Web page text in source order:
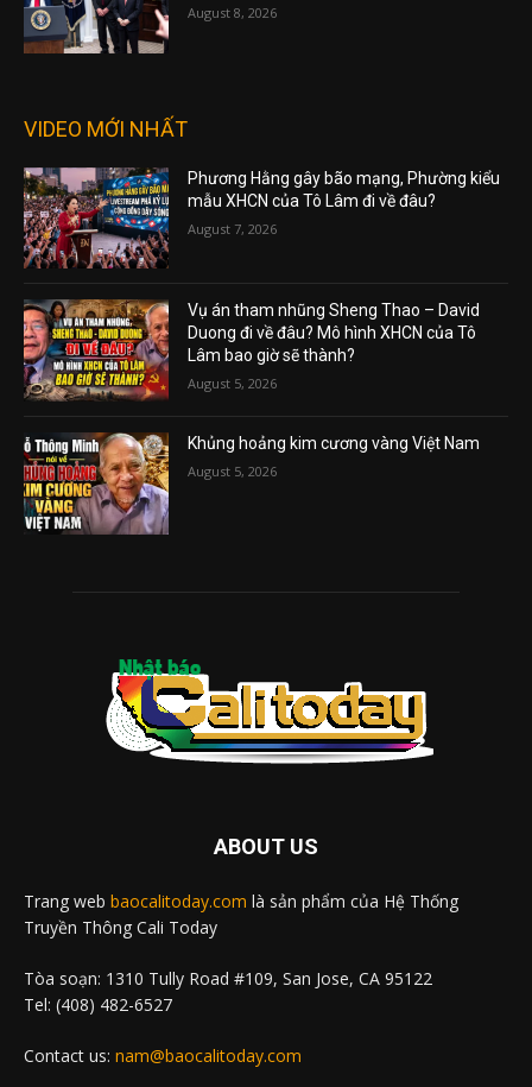
August 8, 2026
VIDEO MỚI NHẤT
Phương Hằng gây bão mạng, Phường kiểu
mẫu XHCN của Tô Lâm đi về đâu?
August 7, 2026
Vụ án tham nhũng Sheng Thao – David
Duong đi về đâu? Mô hình XHCN của Tô
Lâm bao giờ sẽ thành?
August 5, 2026
Khủng hoảng kim cương vàng Việt Nam
August 5, 2026
ABOUT US
Trang web baocalitoday.com là sản phẩm của Hệ Thống
Truyền Thông Cali Today
Tòa soạn: 1310 Tully Road #109, San Jose, CA 95122
Tel: (408) 482-6527
Contact us: nam@baocalitoday.com